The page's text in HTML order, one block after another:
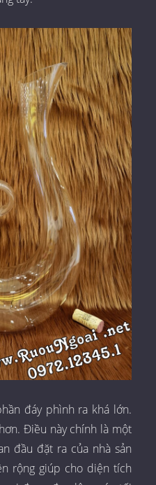
đáy phình ra khá lớn.
Điều này chính là một
đầu đặt ra của nhà sản
rộng giúp cho diện tích